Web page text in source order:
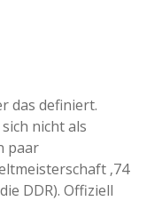
das definiert.
nicht als
paar
‚74
DDR). Offiziell